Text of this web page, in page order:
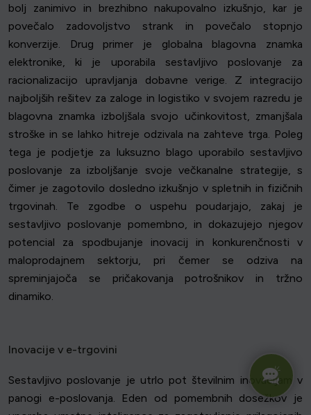
bolj zanimivo in brezhibno nakupovalno izkušnjo, kar je
povečalo zadovoljstvo strank in povečalo stopnjo
konverzije. Drug primer je globalna blagovna znamka
elektronike, ki je uporabila sestavljivo poslovanje za
racionalizacijo upravljanja dobavne verige. Z integracijo
najboljših rešitev za zaloge in logistiko v svojem razredu je
blagovna znamka izboljšala svojo učinkovitost, zmanjšala
stroške in se lahko hitreje odzivala na zahteve trga. Poleg
tega je podjetje za luksuzno blago uporabilo sestavljivo
poslovanje za izboljšanje svoje večkanalne strategije, s
čimer je zagotovilo dosledno izkušnjo v spletnih in fizičnih
trgovinah. Te zgodbe o uspehu poudarjajo, zakaj je
sestavljivo poslovanje pomembno, in dokazujejo njegov
potencial za spodbujanje inovacij in konkurenčnosti v
maloprodajnem sektorju, pri čemer se odziva na
spreminjajoča se pričakovanja potrošnikov in tržno
dinamiko.
Inovacije v e-trgovini
Sestavljivo poslovanje je utrlo pot številnim inovacijam v
panogi e-poslovanja. Eden od pomembnih dosežkov je